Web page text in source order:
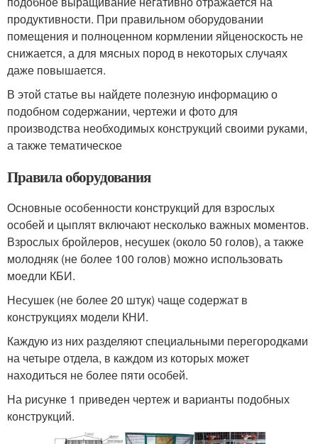
продуктивности. При правильном оборудовании
помещения и полноценном кормлении яйценоскость не
снижается, а для мясных пород в некоторых случаях
даже повышается.
В этой статье вы найдете полезную информацию о
подобном содержании, чертежи и фото для
производства необходимых конструкций своими руками,
а также тематическое
Правила оборудования
Основные особенности конструкций для взрослых
особей и цыплят включают несколько важных моментов.
Взрослых бройлеров, несушек (около 50 голов), а также
молодняк (не более 100 голов) можно использовать
моедли КБИ.
Несушек (не более 20 штук) чаще содержат в
конструкциях модели КНИ.
Каждую из них разделяют специальными перегородками
на четыре отдела, в каждом из которых может
находиться не более пяти особей.
На рисунке 1 приведен чертеж и варианты подобных
конструкций.